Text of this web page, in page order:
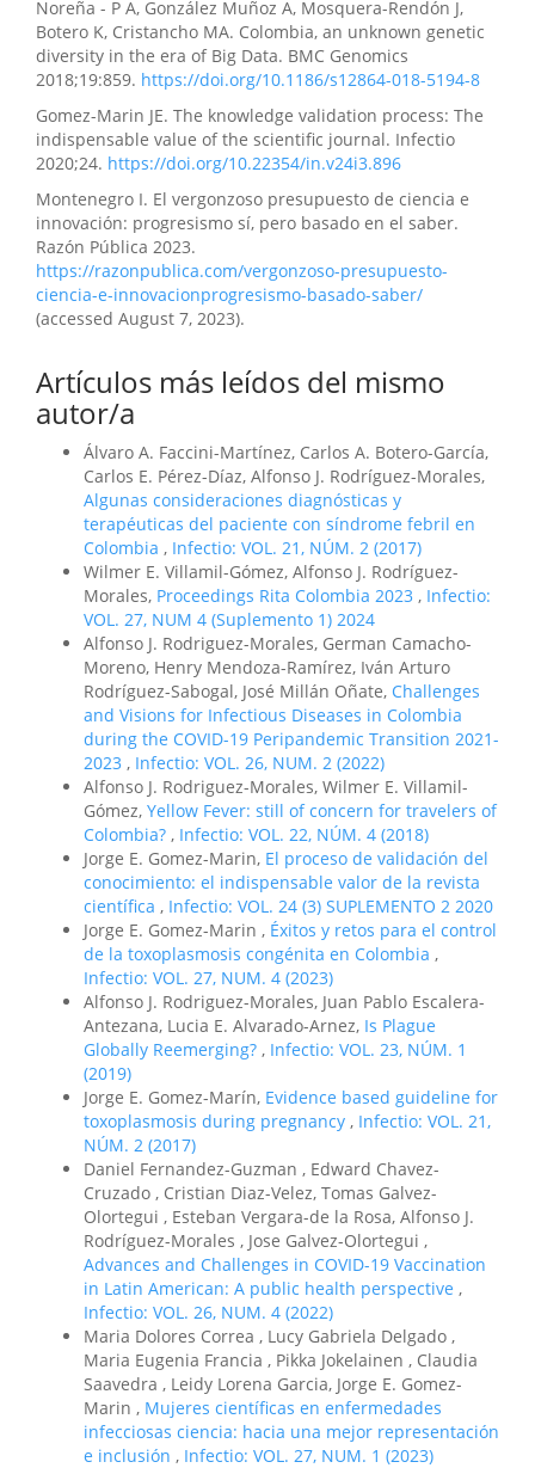
Noreña - P A, González Muñoz A, Mosquera-Rendón J,
Botero K, Cristancho MA. Colombia, an unknown genetic
diversity in the era of Big Data. BMC Genomics
2018;19:859. https://doi.org/10.1186/s12864-018-5194-8
Gomez-Marin JE. The knowledge validation process: The
indispensable value of the scientific journal. Infectio
2020;24. https://doi.org/10.22354/in.v24i3.896
Montenegro I. El vergonzoso presupuesto de ciencia e
innovación: progresismo sí, pero basado en el saber.
Razón Pública 2023.
https://razonpublica.com/vergonzoso-presupuesto-
ciencia-e-innovacionprogresismo-basado-saber/
(accessed August 7, 2023).
Artículos más leídos del mismo
autor/a
Álvaro A. Faccini-Martínez, Carlos A. Botero-García,
Carlos E. Pérez-Díaz, Alfonso J. Rodríguez-Morales,
Algunas consideraciones diagnósticas y
terapéuticas del paciente con síndrome febril en
Colombia , Infectio: VOL. 21, NÚM. 2 (2017)
Wilmer E. Villamil-Gómez, Alfonso J. Rodríguez-
Morales, Proceedings Rita Colombia 2023 , Infectio:
VOL. 27, NUM 4 (Suplemento 1) 2024
Alfonso J. Rodriguez-Morales, German Camacho-
Moreno, Henry Mendoza-Ramírez, Iván Arturo
Rodríguez-Sabogal, José Millán Oñate, Challenges
and Visions for Infectious Diseases in Colombia
during the COVID-19 Peripandemic Transition 2021-
2023 , Infectio: VOL. 26, NUM. 2 (2022)
Alfonso J. Rodriguez-Morales, Wilmer E. Villamil-
Gómez, Yellow Fever: still of concern for travelers of
Colombia? , Infectio: VOL. 22, NÚM. 4 (2018)
Jorge E. Gomez-Marin, El proceso de validación del
conocimiento: el indispensable valor de la revista
científica , Infectio: VOL. 24 (3) SUPLEMENTO 2 2020
Jorge E. Gomez-Marin , Éxitos y retos para el control
de la toxoplasmosis congénita en Colombia ,
Infectio: VOL. 27, NUM. 4 (2023)
Alfonso J. Rodriguez-Morales, Juan Pablo Escalera-
Antezana, Lucia E. Alvarado-Arnez, Is Plague
Globally Reemerging? , Infectio: VOL. 23, NÚM. 1
(2019)
Jorge E. Gomez-Marín, Evidence based guideline for
toxoplasmosis during pregnancy , Infectio: VOL. 21,
NÚM. 2 (2017)
Daniel Fernandez-Guzman , Edward Chavez-
Cruzado , Cristian Diaz-Velez, Tomas Galvez-
Olortegui , Esteban Vergara-de la Rosa, Alfonso J.
Rodríguez-Morales , Jose Galvez-Olortegui ,
Advances and Challenges in COVID-19 Vaccination
in Latin American: A public health perspective ,
Infectio: VOL. 26, NUM. 4 (2022)
Maria Dolores Correa , Lucy Gabriela Delgado ,
Maria Eugenia Francia , Pikka Jokelainen , Claudia
Saavedra , Leidy Lorena Garcia, Jorge E. Gomez-
Marin , Mujeres científicas en enfermedades
infecciosas ciencia: hacia una mejor representación
e inclusión , Infectio: VOL. 27, NUM. 1 (2023)